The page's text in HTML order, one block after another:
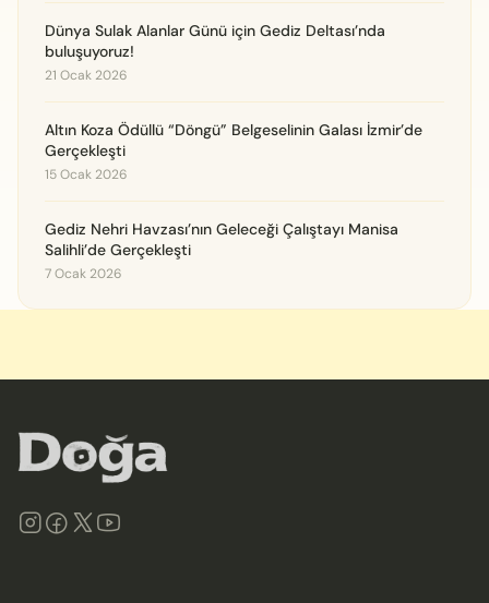
Dünya Sulak Alanlar Günü için Gediz Deltası’nda
buluşuyoruz!
21 Ocak 2026
Altın Koza Ödüllü “Döngü” Belgeselinin Galası İzmir’de
Gerçekleşti
15 Ocak 2026
Gediz Nehri Havzası’nın Geleceği Çalıştayı Manisa
Salihli’de Gerçekleşti
7 Ocak 2026